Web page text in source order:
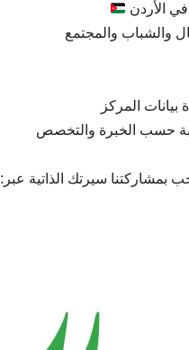
الأردن
والشباب والمجتمع
المركز
حسب الخبرة والتخصص
بمشاركتنا سيرتك الذاتية عبر: